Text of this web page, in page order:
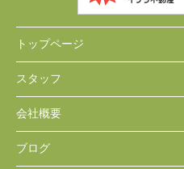
トップページ
スタッフ
会社概要
ブログ